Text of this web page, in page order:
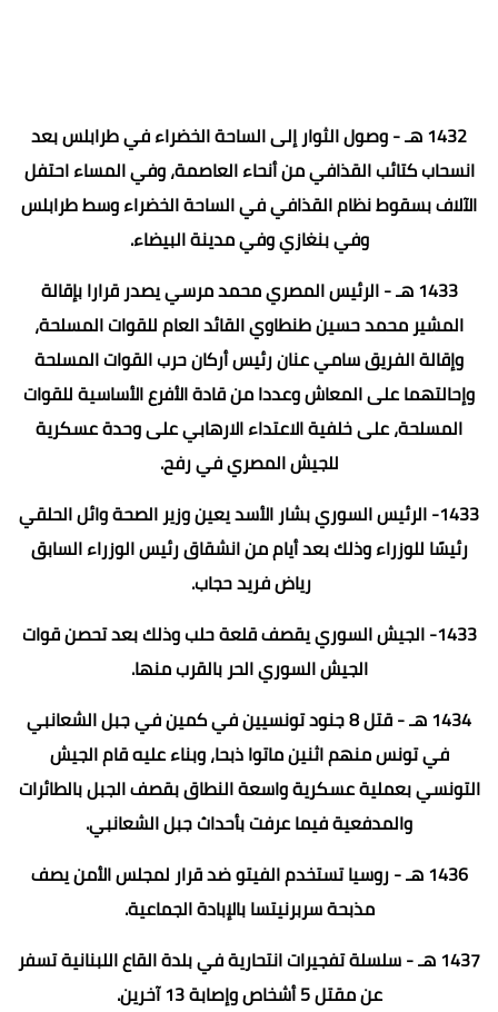
1432 هـ - وصول الثوار إلى الساحة الخضراء في طرابلس بعد
انسحاب كتائب القذافي من أنحاء العاصمة، وفي المساء احتفل
الآلاف بسقوط نظام القذافي في الساحة الخضراء وسط طرابلس
وفي بنغازي وفي مدينة البيضاء.
1433 هـ - الرئيس المصري محمد مرسي يصدر قرارا بإقالة
المشير محمد حسين طنطاوي القائد العام للقوات المسلحة،
وإقالة الفريق سامي عنان رئيس أركان حرب القوات المسلحة
وإحالتهما على المعاش وعددا من قادة الأفرع الأساسية للقوات
المسلحة، على خلفية الاعتداء الارهابي على وحدة عسكرية
للجيش المصري في رفح.
1433- الرئيس السوري بشار الأسد يعين وزير الصحة وائل الحلقي
رئيسًا للوزراء وذلك بعد أيام من انشقاق رئيس الوزراء السابق
رياض فريد حجاب.
1433- الجيش السوري يقصف قلعة حلب وذلك بعد تحصن قوات
الجيش السوري الحر بالقرب منها.
1434 هـ - قتل 8 جنود تونسيين في كمين في جبل الشعانبي
في تونس منهم اثنين ماتوا ذبحا، وبناء عليه قام الجيش
التونسي بعملية عسكرية واسعة النطاق بقصف الجبل بالطائرات
والمدفعية فيما عرفت بأحداث جبل الشعانبي.
1436 هـ - روسيا تستخدم الفيتو ضد قرار لمجلس الأمن يصف
مذبحة سربرنيتسا بالإبادة الجماعية.
1437 هـ - سلسلة تفجيرات انتحارية في بلدة القاع اللبنانية تسفر
عن مقتل 5 أشخاص وإصابة 13 آخرين.